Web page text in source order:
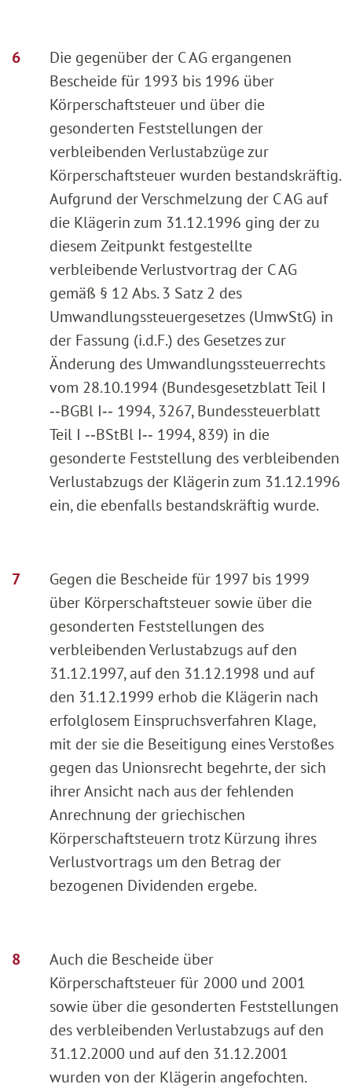
Die gegenüber der C AG ergangenen
Bescheide für 1993 bis 1996 über
Körperschaftsteuer und über die
gesonderten Feststellungen der
verbleibenden Verlustabzüge zur
Körperschaftsteuer wurden bestandskräftig.
Aufgrund der Verschmelzung der C AG auf
die Klägerin zum 31.12.1996 ging der zu
diesem Zeitpunkt festgestellte
verbleibende Verlustvortrag der C AG
gemäß § 12 Abs. 3 Satz 2 des
Umwandlungssteuergesetzes (UmwStG) in
der Fassung (i.d.F.) des Gesetzes zur
Änderung des Umwandlungssteuerrechts
vom 28.10.1994 (Bundesgesetzblatt Teil I
‑‑BGBl I‑‑ 1994, 3267, Bundessteuerblatt
Teil I ‑‑BStBl I‑‑ 1994, 839) in die
gesonderte Feststellung des verbleibenden
Verlustabzugs der Klägerin zum 31.12.1996
ein, die ebenfalls bestandskräftig wurde.
Gegen die Bescheide für 1997 bis 1999
über Körperschaftsteuer sowie über die
gesonderten Feststellungen des
verbleibenden Verlustabzugs auf den
31.12.1997, auf den 31.12.1998 und auf
den 31.12.1999 erhob die Klägerin nach
erfolglosem Einspruchsverfahren Klage,
mit der sie die Beseitigung eines Verstoßes
gegen das Unionsrecht begehrte, der sich
ihrer Ansicht nach aus der fehlenden
Anrechnung der griechischen
Körperschaftsteuern trotz Kürzung ihres
Verlustvortrags um den Betrag der
bezogenen Dividenden ergebe.
Auch die Bescheide über
Körperschaftsteuer für 2000 und 2001
sowie über die gesonderten Feststellungen
des verbleibenden Verlustabzugs auf den
31.12.2000 und auf den 31.12.2001
wurden von der Klägerin angefochten.